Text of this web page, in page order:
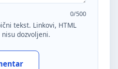
0/500
tekst. Linkovi, HTML
dozvoljeni.